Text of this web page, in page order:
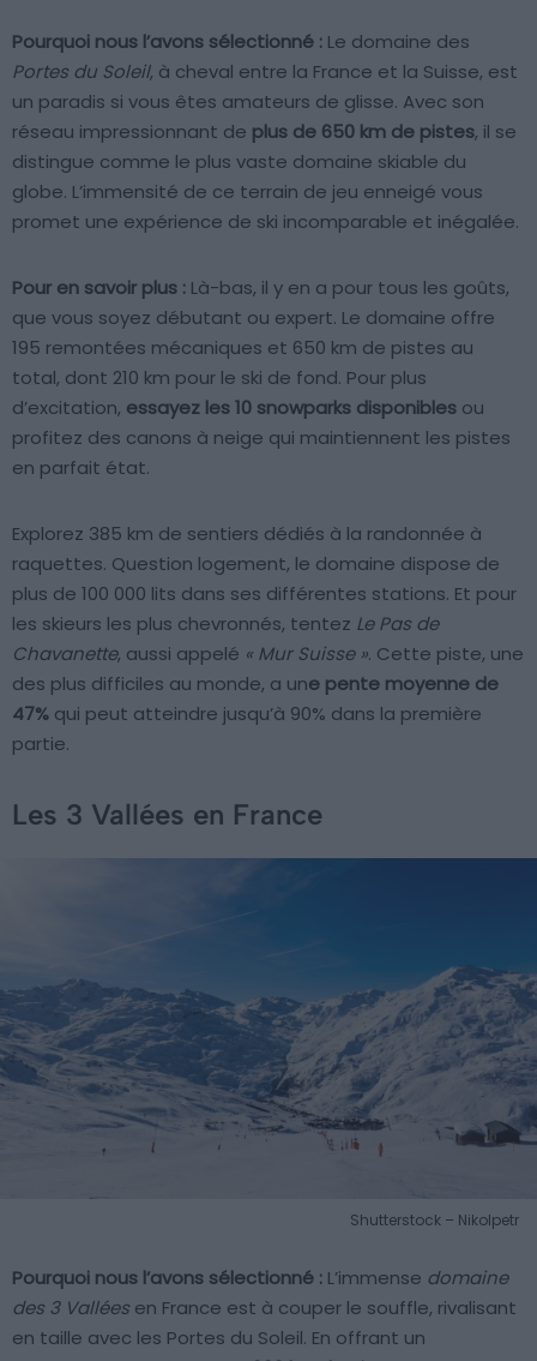
Pourquoi nous l’avons sélectionné : Le domaine des
Portes du Soleil, à cheval entre la France et la Suisse, est
un paradis si vous êtes amateurs de glisse. Avec son
réseau impressionnant de plus de 650 km de pistes, il se
distingue comme le plus vaste domaine skiable du
globe. L’immensité de ce terrain de jeu enneigé vous
promet une expérience de ski incomparable et inégalée.
Pour en savoir plus : Là-bas, il y en a pour tous les goûts,
que vous soyez débutant ou expert. Le domaine offre
195 remontées mécaniques et 650 km de pistes au
total, dont 210 km pour le ski de fond. Pour plus
d’excitation, essayez les 10 snowparks disponibles ou
profitez des canons à neige qui maintiennent les pistes
en parfait état.
Explorez 385 km de sentiers dédiés à la randonnée à
raquettes. Question logement, le domaine dispose de
plus de 100 000 lits dans ses différentes stations. Et pour
les skieurs les plus chevronnés, tentez Le Pas de
Chavanette, aussi appelé « Mur Suisse ». Cette piste, une
des plus difficiles au monde, a une pente moyenne de
47% qui peut atteindre jusqu’à 90% dans la première
partie.
Les 3 Vallées en France
Shutterstock – Nikolpetr
Pourquoi nous l’avons sélectionné : L’immense domaine
des 3 Vallées en France est à couper le souffle, rivalisant
en taille avec les Portes du Soleil. En offrant un